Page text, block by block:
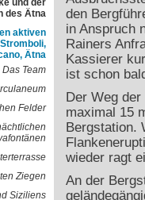
und der
des Ätna
aktiven
Ätna
Das Team
Felder
Ziegen
Siziliens
den
in Anspruch
Rainers
Kassierer
ist schon
Der Weg
maximal 15
Bergstation.
wieder ragt
An der